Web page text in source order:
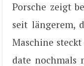
Porsche zeigt
seit längerem,
Maschine
date nochmals